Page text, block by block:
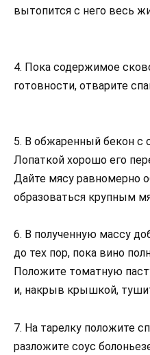
вытопится с него весь
4. Пока содержимое
готовности, отварите
5. В обжаренный бекон
Лопаткой хорошо его
Дайте мясу равномерно
образоваться крупным
6. В полученную массу
до тех пор, пока вино
Положите томатную
и, накрыв крышкой,
7. На тарелку положите
разложите соус